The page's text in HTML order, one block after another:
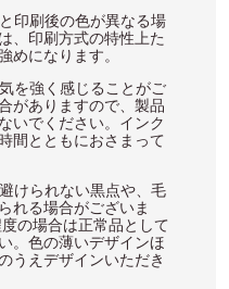
印刷後の色が異なる場
、印刷方式の特性上た
めになります。
を強く感じることがご
がありますので、製品
いでください。インク
間とともにおさまって
けられない黒点や、毛
れる場合がございま
の場合は正常品として
。色の薄いデザインほ
うえデザインいただき